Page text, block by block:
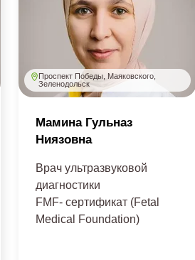
Проспект Победы, Маяковского,
Зеленодольск
Мамина Гульназ
Ниязовна
Врач ультразвуковой
диагностики
FMF- сертификат (Fetal
Medical Foundation)